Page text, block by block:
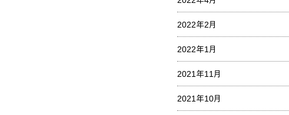
2022年2月
2022年1月
2021年11月
2021年10月